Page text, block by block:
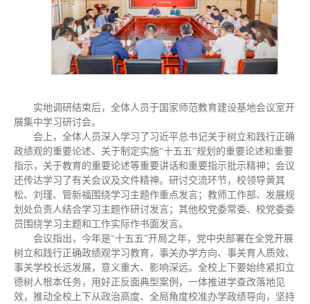
实地调研结束后，全体人员于国家师范教育建设基地会议室开
展集中学习研讨会。
会上，全体人员深入学习了习近平总书记关于树立和践行正确
政绩观的重要论述、关于制定实施“十五五”规划的重要论述和重要
指示，关于教育的重要论述等重要讲话和重要指示批示精神；会议
还传达学习了有关会议及文件精神。研讨交流环节，校领导黄其
松、刘瑾、管新福围绕学习主题作重点发言；教师工作部、发展规
划处负责人结合学习主题作研讨发言；其他校党委常委、校党委委
员围绕学习主题和工作实际作书面发言。
会议指出，今年是“十五五”开局之年，党中央部署在全党开展
树立和践行正确政绩观学习教育，事关办学方向、事关育人质效、
事关学校长远发展，意义重大、影响深远。全校上下要始终紧扣立
德树人根本任务，用好正反面典型案例，一体推进学查改落地见
效，推动全校上下从政治高度、全局角度校准办学政绩导向，坚持